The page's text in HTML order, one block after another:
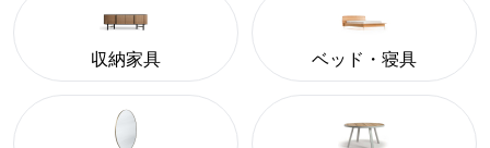
収納家具 ベッド・寝具